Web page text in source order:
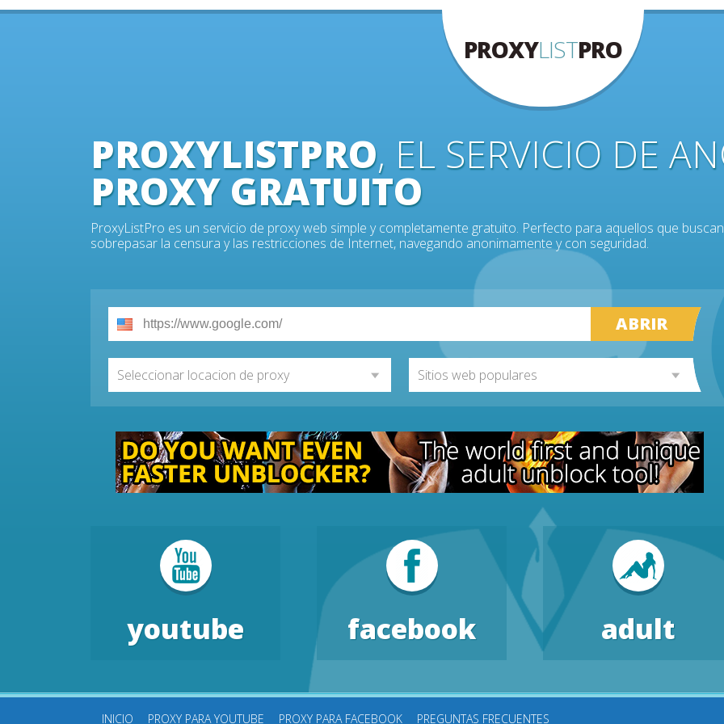
PROXYLISTPRO
PROXYLISTPRO, EL SERVICIO DE
PROXY GRATUITO
ProxyListPro es un servicio de proxy web simple y completamente gratuito. Perfecto para aquellos que buscan
sobrepasar la censura y las restricciones de Internet, navegando anonimamente y con seguridad.
ABRIR
Seleccionar locacion de proxy Sitios web populares
youtube facebook adult
INICIO PROXY PARA YOUTUBE PROXY PARA FACEBOOK PREGUNTAS FRECUENTES